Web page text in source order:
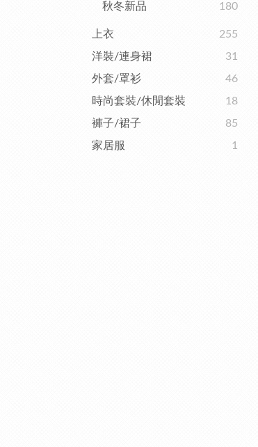
秋冬新品
180
上衣
255
洋裝/連身裙
31
外套/罩衫
46
時尚套裝/休閒套裝
18
褲子/裙子
85
家居服
1